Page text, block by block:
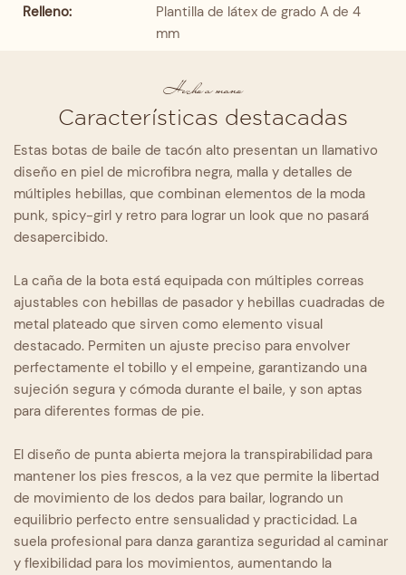
Relleno:
Plantilla de látex de grado A de 4
mm
Hecho a mano
Características destacadas
Estas botas de baile de tacón alto presentan un llamativo
diseño en piel de microfibra negra, malla y detalles de
múltiples hebillas, que combinan elementos de la moda
punk, spicy-girl y retro para lograr un look que no pasará
desapercibido.
La caña de la bota está equipada con múltiples correas
ajustables con hebillas de pasador y hebillas cuadradas de
metal plateado que sirven como elemento visual
destacado. Permiten un ajuste preciso para envolver
perfectamente el tobillo y el empeine, garantizando una
sujeción segura y cómoda durante el baile, y son aptas
para diferentes formas de pie.
El diseño de punta abierta mejora la transpirabilidad para
mantener los pies frescos, a la vez que permite la libertad
de movimiento de los dedos para bailar, logrando un
equilibrio perfecto entre sensualidad y practicidad. La
suela profesional para danza garantiza seguridad al caminar
y flexibilidad para los movimientos, aumentando la